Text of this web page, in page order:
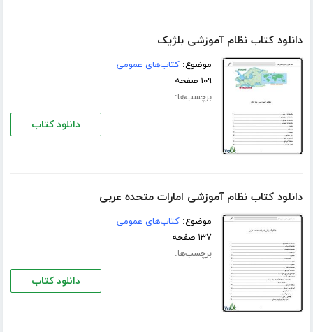
دانلود کتاب نظام آموزشی بلژیک
موضوع:کتاب‌های عمومی
۱۰۹ صفحه
برچسب‌ها:
دانلود کتاب
دانلود کتاب نظام آموزشی امارات متحده عربی
موضوع:کتاب‌های عمومی
۱۳۷ صفحه
برچسب‌ها:
دانلود کتاب